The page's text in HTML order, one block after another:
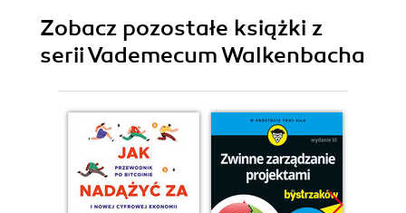
Zobacz pozostałe książki z
serii Vademecum Walkenbacha